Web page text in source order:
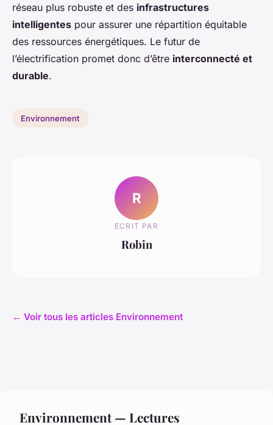
réseau plus robuste et des infrastructures
intelligentes pour assurer une répartition équitable
des ressources énergétiques. Le futur de
l’électrification promet donc d’être interconnecté et
durable.
Environnement
R
ECRIT PAR
Robin
← Voir tous les articles Environnement
Environnement — Lectures